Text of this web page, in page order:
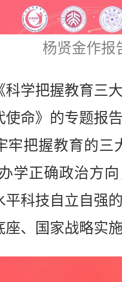
杨贤金作报
把握教育三大
使命》的专题报
牢把握教育的三
学正确政治方
平科技自立自强
座、国家战略实